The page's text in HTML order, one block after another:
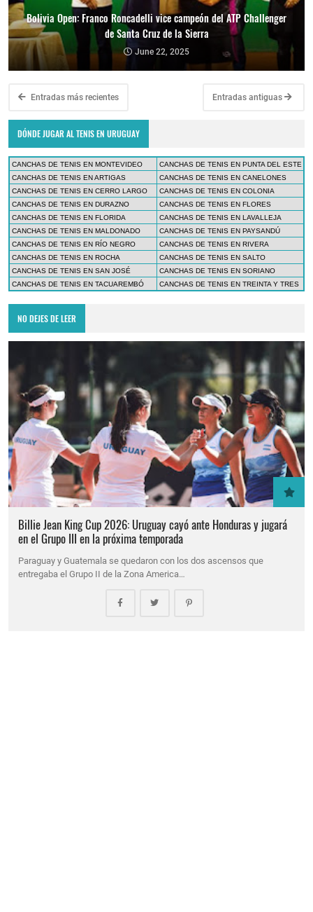
Bolivia Open: Franco Roncadelli vice campeón del ATP Challenger
de Santa Cruz de la Sierra
June 22, 2025
Entradas más recientes Entradas antiguas
DÓNDE JUGAR AL TENIS EN URUGUAY
CANCHAS DE TENIS EN MONTEVIDEO
CANCHAS DE TENIS EN PUNTA DEL ESTE
CANCHAS DE TENIS EN ARTIGAS
CANCHAS DE TENIS EN CANELONES
CANCHAS DE TENIS EN CERRO LARGO
CANCHAS DE TENIS EN COLONIA
CANCHAS DE TENIS EN DURAZNO
CANCHAS DE TENIS EN FLORES
CANCHAS DE TENIS EN FLORIDA
CANCHAS DE TENIS EN LAVALLEJA
CANCHAS DE TENIS EN MALDONADO
CANCHAS DE TENIS EN PAYSANDÚ
CANCHAS DE TENIS EN RÍO NEGRO
CANCHAS DE TENIS EN RIVERA
CANCHAS DE TENIS EN ROCHA
CANCHAS DE TENIS EN SALTO
CANCHAS DE TENIS EN SAN JOSÉ
CANCHAS DE TENIS EN SORIANO
CANCHAS DE TENIS EN TACUAREMBÓ
CANCHAS DE TENIS EN TREINTA Y TRES
NO DEJES DE LEER
Billie Jean King Cup 2026: Uruguay cayó ante Honduras y jugará
en el Grupo III en la próxima temporada
Paraguay y Guatemala se quedaron con los dos ascensos que
entregaba el Grupo II de la Zona America…